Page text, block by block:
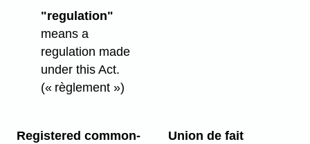
"regulation"
means a
regulation made
under this Act.
(« règlement »)
Registered common-
Union de fait